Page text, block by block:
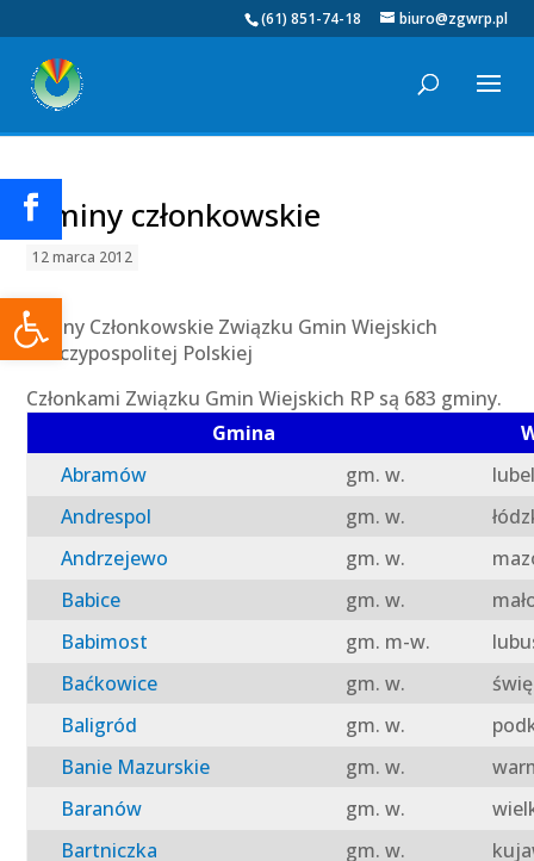
Otwórz pasek narzędzi
(61) 851-74-18 biuro@zgwrp.pl
Gminy członkowskie
12 marca 2012
Gminy Członkowskie Związku Gmin Wiejskich
Rzeczypospolitej Polskiej
Członkami Związku Gmin Wiejskich RP są 683 gminy.
Gmina
Abramów
gm. w.
Andrespol
gm. w.
Andrzejewo
gm. w.
Babice
gm. w.
Babimost
gm. m-w.
Baćkowice
gm. w.
Baligród
gm. w.
Banie Mazurskie
gm. w.
Baranów
gm. w.
Bartniczka
gm. w.